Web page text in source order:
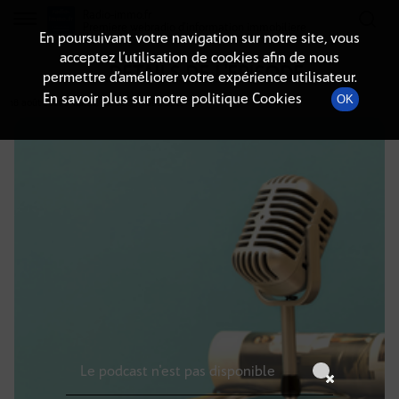
DÉTAILS DE L'ÉPISODE
18 août 2021à 14h00 , durée : Invalid date
En poursuivant votre navigation sur notre site, vous
acceptez l’utilisation de cookies afin de nous
permettre d’améliorer votre expérience utilisateur.
En savoir plus sur notre politique Cookies
OK
Le podcast n'est pas disponible